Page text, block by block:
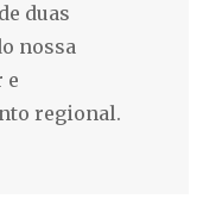
duas
nossa
e
regional.